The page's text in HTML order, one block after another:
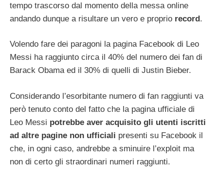
tempo trascorso dal momento della messa online
andando dunque a risultare un vero e proprio record.
Volendo fare dei paragoni la pagina Facebook di Leo
Messi ha raggiunto circa il 40% del numero dei fan di
Barack Obama ed il 30% di quelli di Justin Bieber.
Considerando l’esorbitante numero di fan raggiunti va
però tenuto conto del fatto che la pagina ufficiale di
Leo Messi potrebbe aver acquisito gli utenti iscritti
ad altre pagine non ufficiali presenti su Facebook il
che, in ogni caso, andrebbe a sminuire l’exploit ma
non di certo gli straordinari numeri raggiunti.